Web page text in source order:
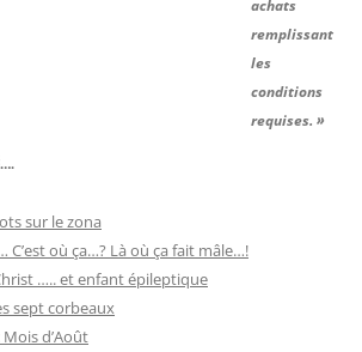
achats
remplissant
les
conditions
requises. »
sur le zona
C’est où ça…? Là où ça fait mâle…!
….. et enfant épileptique
sept corbeaux
Mois d’Août